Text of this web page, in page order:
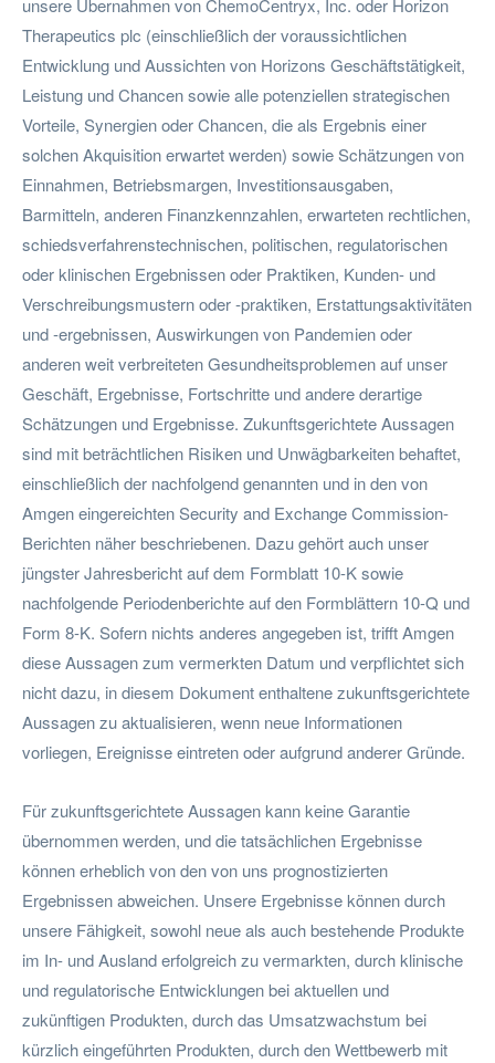
unsere Übernahmen von ChemoCentryx, Inc. oder Horizon
Therapeutics plc (einschließlich der voraussichtlichen
Entwicklung und Aussichten von Horizons Geschäftstätigkeit,
Leistung und Chancen sowie alle potenziellen strategischen
Vorteile, Synergien oder Chancen, die als Ergebnis einer
solchen Akquisition erwartet werden) sowie Schätzungen von
Einnahmen, Betriebsmargen, Investitionsausgaben,
Barmitteln, anderen Finanzkennzahlen, erwarteten rechtlichen,
schiedsverfahrenstechnischen, politischen, regulatorischen
oder klinischen Ergebnissen oder Praktiken, Kunden- und
Verschreibungsmustern oder -praktiken, Erstattungsaktivitäten
und -ergebnissen, Auswirkungen von Pandemien oder
anderen weit verbreiteten Gesundheitsproblemen auf unser
Geschäft, Ergebnisse, Fortschritte und andere derartige
Schätzungen und Ergebnisse. Zukunftsgerichtete Aussagen
sind mit beträchtlichen Risiken und Unwägbarkeiten behaftet,
einschließlich der nachfolgend genannten und in den von
Amgen eingereichten Security and Exchange Commission-
Berichten näher beschriebenen. Dazu gehört auch unser
jüngster Jahresbericht auf dem Formblatt 10-K sowie
nachfolgende Periodenberichte auf den Formblättern 10-Q und
Form 8-K. Sofern nichts anderes angegeben ist, trifft Amgen
diese Aussagen zum vermerkten Datum und verpflichtet sich
nicht dazu, in diesem Dokument enthaltene zukunftsgerichtete
Aussagen zu aktualisieren, wenn neue Informationen
vorliegen, Ereignisse eintreten oder aufgrund anderer Gründe.
Für zukunftsgerichtete Aussagen kann keine Garantie
übernommen werden, und die tatsächlichen Ergebnisse
können erheblich von den von uns prognostizierten
Ergebnissen abweichen. Unsere Ergebnisse können durch
unsere Fähigkeit, sowohl neue als auch bestehende Produkte
im In- und Ausland erfolgreich zu vermarkten, durch klinische
und regulatorische Entwicklungen bei aktuellen und
zukünftigen Produkten, durch das Umsatzwachstum bei
kürzlich eingeführten Produkten, durch den Wettbewerb mit